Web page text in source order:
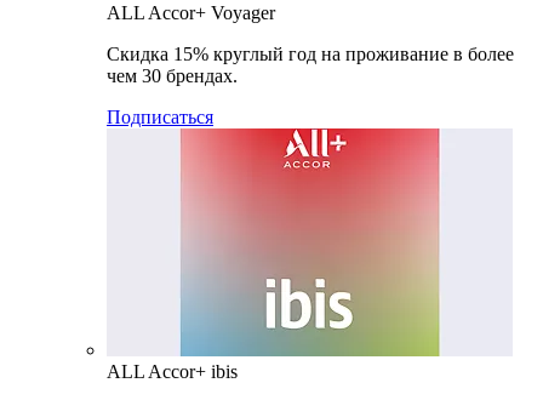
ALL Accor+ Voyager
Скидка 15% круглый год на проживание в более
чем 30 брендах.
Подписаться
ALL Accor+ ibis